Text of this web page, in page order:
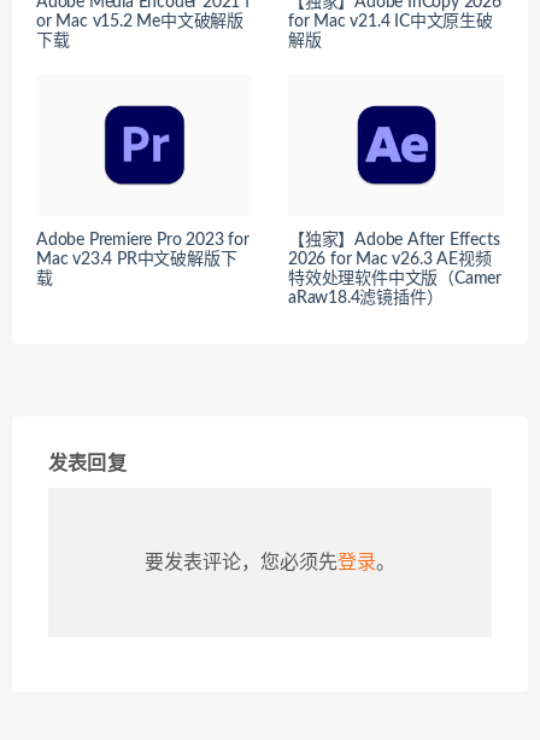
or Mac v15.2 Me中文破解版
下载
for Mac v21.4 IC中文原生破
解版
Adobe Premiere Pro 2023 for
Mac v23.4 PR中文破解版下
载
【独家】Adobe After Effects
2026 for Mac v26.3 AE视频
特效处理软件中文版（Camer
aRaw18.4滤镜插件）
发表回复
要发表评论，您必须先登录。